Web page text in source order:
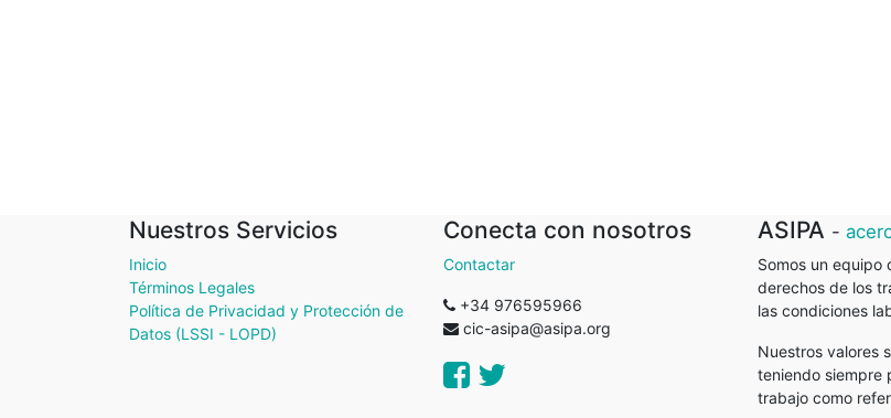
Nuestros Servicios
Inicio
Términos Legales
Política de Privacidad y Protección de
Datos (LSSI - LOPD)
Conecta con nosotros
Contactar
+34 976595966
cic-asipa@asipa.org
ASIPA -
Somos un equipo
derechos de los
las condiciones
Nuestros valores
teniendo siempre
trabajo como